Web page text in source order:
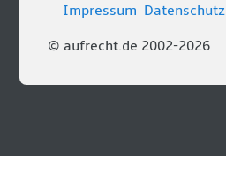
© aufrecht.de 2002-2026
Impressum Datenschutz